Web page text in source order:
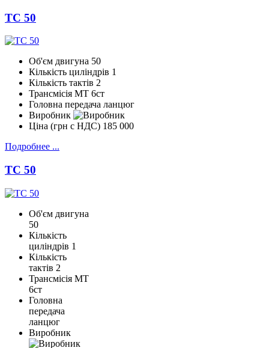
TC 50
Об'єм двигуна 50
Кількість циліндрів 1
Кількість тактів 2
Трансмісія МТ 6ст
Головна передача ланцюг
Виробник
Ціна (грн с НДС) 185 000
Подробнее ...
TC 50
Об'єм двигуна
50
Кількість
циліндрів 1
Кількість
тактів 2
Трансмісія МТ
6ст
Головна
передача
ланцюг
Виробник